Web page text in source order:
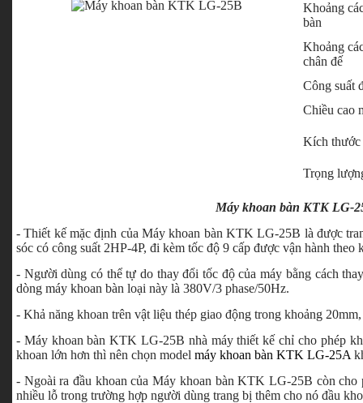
Khoảng
bàn
Khoảng
chân đế
Công suất
Chiều cao
Kích thước
Trọng
Máy khoan bàn KTK LG-
- Thiết kế mặc định của Máy khoan bàn KTK LG-25B là được
sóc có công suất 2HP-4P, đi kèm tốc độ 9 cấp được vận hành
- Người dùng có thể tự do thay đổi tốc độ của máy bằng cách
dòng máy khoan bàn loại này là 380V/3 phase/50Hz.
- Khả năng khoan trên vật liệu thép giao động trong khoảng
- Máy khoan bàn KTK LG-25B nhà máy thiết kế chỉ cho phép
khoan lớn hơn thì nên chọn model máy khoan bàn KTK LG-25A
- Ngoài ra đầu khoan của Máy khoan bàn KTK LG-25B còn cho
nhiều lỗ trong trường hợp người dùng trang bị thêm cho nó đầu